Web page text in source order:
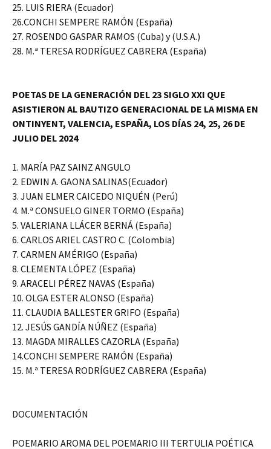
25. LUIS RIERA (Ecuador)
26.CONCHI SEMPERE RAMÓN (España)
27. ROSENDO GASPAR RAMOS (Cuba) y (U.S.A.)
28. M.ª TERESA RODRÍGUEZ CABRERA (España)
POETAS DE LA GENERACIÓN DEL 23 SIGLO XXI QUE
ASISTIERON AL BAUTIZO GENERACIONAL DE LA MISMA EN
ONTINYENT, VALENCIA, ESPAÑA, LOS DÍAS 24, 25, 26 DE
JULIO DEL 2024
1. MARÍA PAZ SAINZ ANGULO
2. EDWIN A. GAONA SALINAS(Ecuador)
3. JUAN ELMER CAICEDO NIQUÉN (Perú)
4. M.ª CONSUELO GINER TORMO (España)
5. VALERIANA LLÁCER BERNÁ (España)
6. CARLOS ARIEL CASTRO C. (Colombia)
7. CARMEN AMÉRIGO (España)
8. CLEMENTA LÓPEZ (España)
9. ARACELI PÉREZ NAVAS (España)
10. OLGA ESTER ALONSO (España)
11. CLAUDIA BALLESTER GRIFO (España)
12. JESÚS GANDÍA NÚÑEZ (España)
13. MAGDA MIRALLES CAZORLA (España)
14.CONCHI SEMPERE RAMÓN (España)
15. M.ª TERESA RODRÍGUEZ CABRERA (España)
DOCUMENTACIÓN
POEMARIO AROMA DEL POEMARIO III TERTULIA POÉTICA